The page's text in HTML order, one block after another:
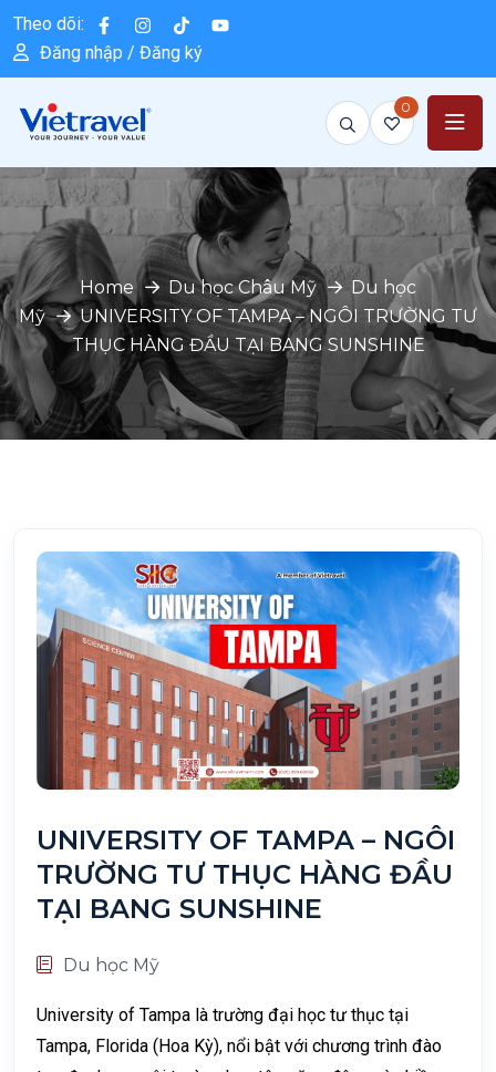
Theo dõi:
Đăng nhập / Đăng ký
0
Home Du học Châu Mỹ
Du học
Mỹ
UNIVERSITY OF TAMPA – NGÔI TRƯỜNG TƯ
THỤC HÀNG ĐẦU TẠI BANG SUNSHINE
UNIVERSITY OF TAMPA – NGÔI
TRƯỜNG TƯ THỤC HÀNG ĐẦU
TẠI BANG SUNSHINE
Du học Mỹ
University of Tampa là trường đại học tư thục tại
Tampa, Florida (Hoa Kỳ), nổi bật với chương trình đào